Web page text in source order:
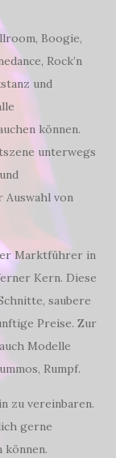
Boogie,
Rock’n
und
können.
unterwegs
von
Marktführer in
Kern. Diese
saubere
Preise. Zur
Modelle
Rumpf.
zu vereinbaren.
gerne
können.